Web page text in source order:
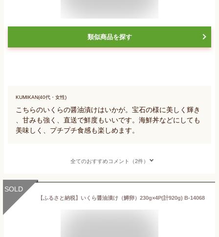
類似商品を探す
KUMIKAN(40代・女性)
こちらのいくらの醤油漬けはいかが。宝石の様に美しく輝き
、甘みも強く、直送で鮮度もいいです。海鮮丼などにしても
美味しく、プチプチ食感も楽しめます。
全てのおすすめコメント（2件）
SOLD
【ふるさと納税】いくら醤油漬け（鱒卵）230g×4P(計920g) B-14068